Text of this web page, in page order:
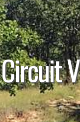
Circuit